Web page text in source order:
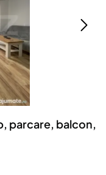
parcare, balcon,